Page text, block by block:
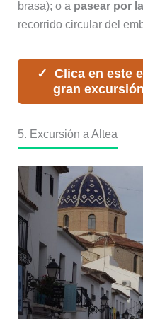
brasa); o a pasear por
recorrido circular del
Clica en este
gran
5. Excursión a Altea